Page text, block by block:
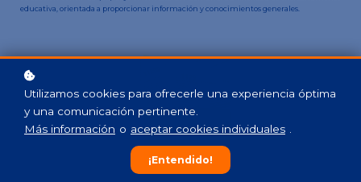
educativa, orientada a proporcionar información y conocimientos generales.
Utilizamos cookies para ofrecerle una experiencia óptima
y una comunicación pertinente.
Más información o aceptar cookies individuales
¡Entendido!